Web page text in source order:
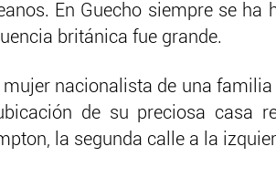
En Guecho siempre se ha
británica fue grande.
mujer nacionalista de una
de su preciosa casa
la segunda calle a la